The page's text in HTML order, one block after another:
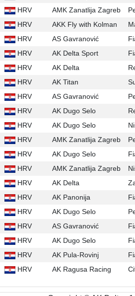
HRV AMK Zanatlija Zagreb
HRV AKK Fly with Kolman
HRV AS Gavranović
HRV AK Delta Sport
HRV AK Delta
HRV AK Titan
HRV AS Gavranović
HRV AK Dugo Selo
HRV AK Dugo Selo
HRV AMK Zanatlija Zagreb
HRV AK Dugo Selo
HRV AMK Zanatlija Zagreb
HRV AK Delta
HRV AK Panonija
HRV AK Dugo Selo
HRV AS Gavranović
HRV AK Dugo Selo
HRV AK Pula-Rovinj
HRV AK Ragusa Racing